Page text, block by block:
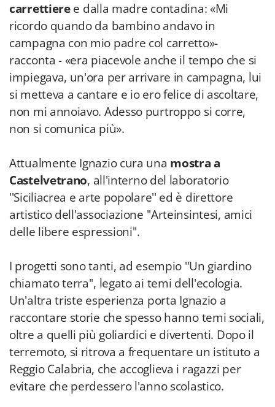
carrettieree dalla madre contadina: «Mi
ricordo quando da bambino andavo in
campagna con mio padre col carretto»-
racconta - «era piacevole anche il tempo che si
impiegava, un'ora per arrivare in campagna, lui
si metteva a cantare e io ero felice di ascoltare,
non mi annoiavo. Adesso purtroppo si corre,
non si comunica più».
Attualmente Ignazio cura una mostra a
Castelvetrano, all'interno del laboratorio
''Siciliacrea e arte popolare'' ed è direttore
artistico dell'associazione ''Arteinsintesi, amici
delle libere espressioni''.
I progetti sono tanti, ad esempio ''Un giardino
chiamato terra'', legato ai temi dell'ecologia.
Un'altra triste esperienza porta Ignazio a
raccontare storie che spesso hanno temi sociali,
oltre a quelli più goliardici e divertenti. Dopo il
terremoto, si ritrova a frequentare un istituto a
Reggio Calabria, che accoglieva i ragazzi per
evitare che perdessero l'anno scolastico.